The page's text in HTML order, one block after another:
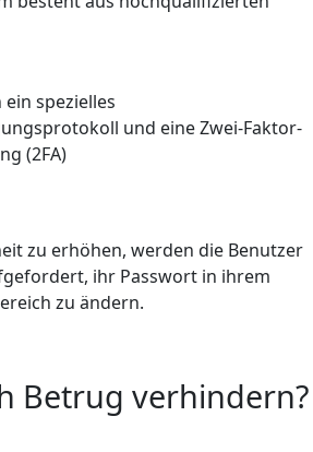
spezielles
und eine Zwei-Faktor-
(2FA)
zu erhöhen, werden die Benutzer
ihr Passwort in ihrem
zu ändern.
Betrug verhindern?